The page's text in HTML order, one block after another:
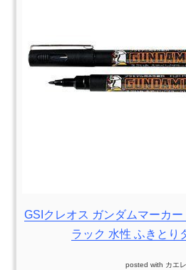
GSIクレオス ガンダムマーカ
ラック 水性 ふきとり
posted with カエ